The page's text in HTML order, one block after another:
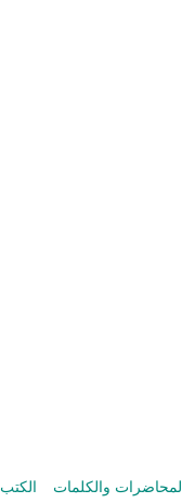
المحاضرات والكلمات الكتب